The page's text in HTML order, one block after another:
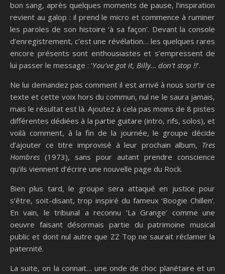
bon sang, après quelques moments de pause, l’inspiration
revient au galop : il prend le micro et commence à ruminer
les paroles de son histoire ‘à sa façon’. Devant la console
d’enregistrement, c’est une révélation… les quelques rares
encore présents sont enthousiastes et s’empressent de
lui passer le message : ‘You’ve got it, Billy… don’t stop !!‘.
Ne lui demandez pas comment il est arrivé à nous sortir ce
texte et cette voix hors du commun, nul ne le saura jamais,
mais le résultat est là. Ajoutez à cela pas moins de 8 pistes
différentes dédiées à la partie guitare (intro, rifs, solos), et
voilà comment, à la fin de la journée, le groupe décide
d’ajouter ce titre improvisé à leur prochain album, Tres
Hombres (1973), sans pour autant prendre conscience
qu’ils viennent d’écrire une nouvelle page du Rock.
Bien plus tard, le groupe sera attaqué en justice pour
s’être, soit-disant, trop inspiré du fameux ‘Boogie Chillen’.
En vain, le tribunal a reconnu ‘La Grange’ comme une
oeuvre faisant désormais partie du patrimoine musical
public et dont nul autre que ZZ Top ne saurait réclamer la
paternité.
La suite, on la connait… une onde de choc planétaire et un